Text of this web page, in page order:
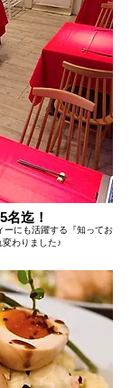
名迄！
ーにも活躍する『知ってお
変わりました♪